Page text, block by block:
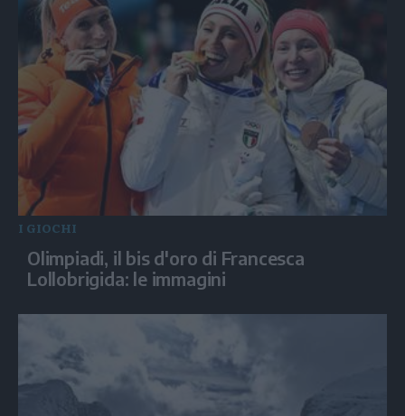
I GIOCHI
Olimpiadi, il bis d'oro di Francesca
Lollobrigida: le immagini